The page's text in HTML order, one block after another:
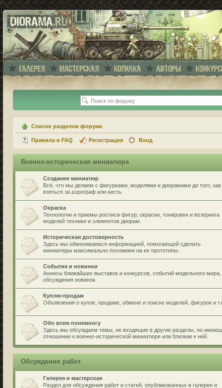
Список разделов форума
Правила и FAQ Регистрация Вход
Военно-историческая миниатюра
Создание миниатюр
Всё, что мы делаем с фигурками, моделями и диорамами до того, как
взяться за аэрограф или кисть.
Окраска
Технологии и приемы росписи фигур; окраски, тонировки и везеринга
моделей техники и элементов диорам.
Историческая достоверность
Здесь мы обмениваемся информацией, помогающей сделать
миниатюры максимально похожими на их прототипы.
События и новинки
Анонсы ближайших выставок и конкурсов, событий модельного мира,
обсуждения новинок.
Куплю-продам
Объявления о купле, продаже, обмене и поиске моделей, фигурок и
Обо всем понемногу
Здесь мы обсуждаем темы, не входящие в другие разделы, но
отношение к военно-исторической миниатюре или близкие к ней.
Обсуждения работ
Галерея и мастерская
Раздел для обсуждения работ и статей, опубликованных в галерее и